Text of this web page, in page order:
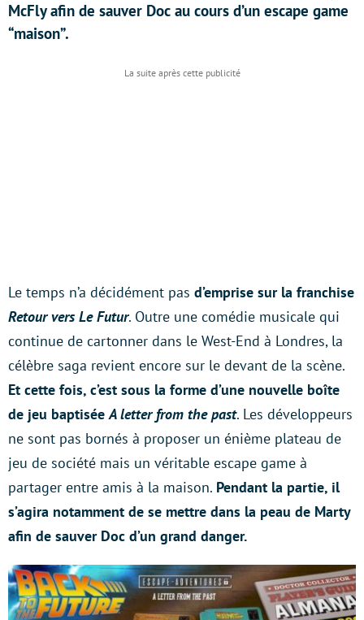
McFly afin de sauver Doc au cours d’un escape game
“maison”.
Le temps n’a décidément pas d’emprise sur la franchise
Retour vers Le Futur. Outre une comédie musicale qui
continue de cartonner dans le West-End à Londres, la
célèbre saga revient encore sur le devant de la scène.
Et cette fois, c’est sous la forme d’une nouvelle boîte
de jeu baptiséeA letter from the past. Les développeurs
ne sont pas bornés à proposer un énième plateau de
jeu de société mais un véritable escape game à
partager entre amis à la maison. Pendant la partie, il
s’agira notamment de se mettre dans la peau de Marty
afin de sauver Doc d’un grand danger.